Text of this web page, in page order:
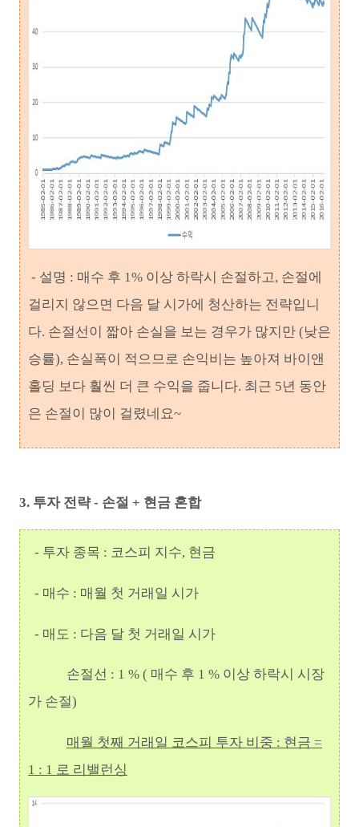
- 설명 : 매수 후 1% 이상 하락시 손절하고, 손절에
걸리지 않으면 다음 달 시가에 청산하는 전략입니
다. 손절선이 짧아 손실을 보는 경우가 많지만 (낮은
승률), 손실폭이 적으므로 손익비는 높아져 바이앤
홀딩 보다 훨씬 더 큰 수익을 줍니다. 최근 5년 동안
은 손절이 많이 걸렸네요~
3. 투자 전략 - 손절 + 현금 혼합
- 투자 종목 : 코스피 지수, 현금
- 매수 : 매월 첫 거래일 시가
- 매도 : 다음 달 첫 거래일 시가
손절선 : 1 % ( 매수 후 1 % 이상 하락시 시장
가 손절)
매월 첫째 거래일 코스피 투자 비중 : 현금 =
1 : 1 로 리밸런싱